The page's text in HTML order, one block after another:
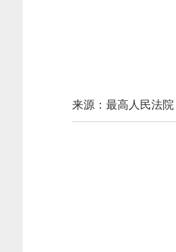
来源：最高人民法院